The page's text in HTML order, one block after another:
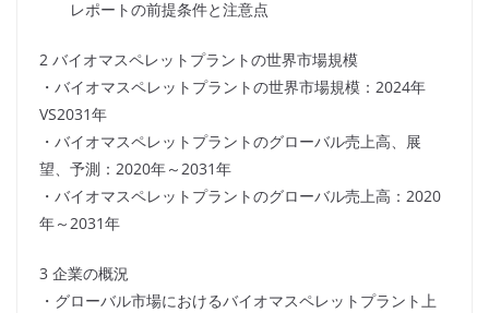
レポートの前提条件と注意点
2 バイオマスペレットプラントの世界市場規模
・バイオマスペレットプラントの世界市場規模：2024年
VS2031年
・バイオマスペレットプラントのグローバル売上高、展
望、予測：2020年～2031年
・バイオマスペレットプラントのグローバル売上高：2020
年～2031年
3 企業の概況
・グローバル市場におけるバイオマスペレットプラント上